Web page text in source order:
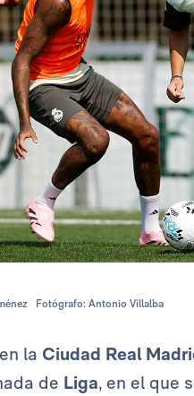
Fotógrafo: Antonio Villalba
la Ciudad Real
de Liga, en el que